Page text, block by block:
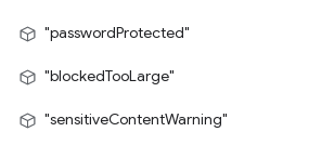
"passwordProtected"
"blockedTooLarge"
"sensitiveContentWarning"